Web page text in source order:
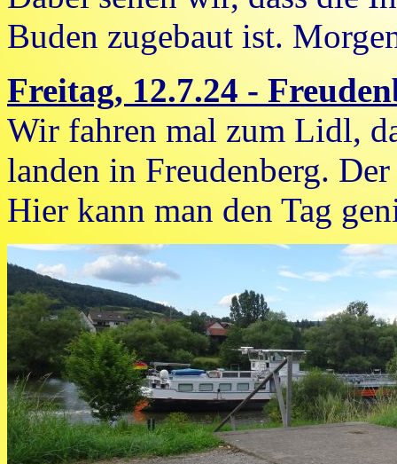
Buden zugebaut ist.
Freitag, 12.7.24 -
Wir fahren mal zum Lidl,
landen in Freudenberg.
Hier kann man den Tag